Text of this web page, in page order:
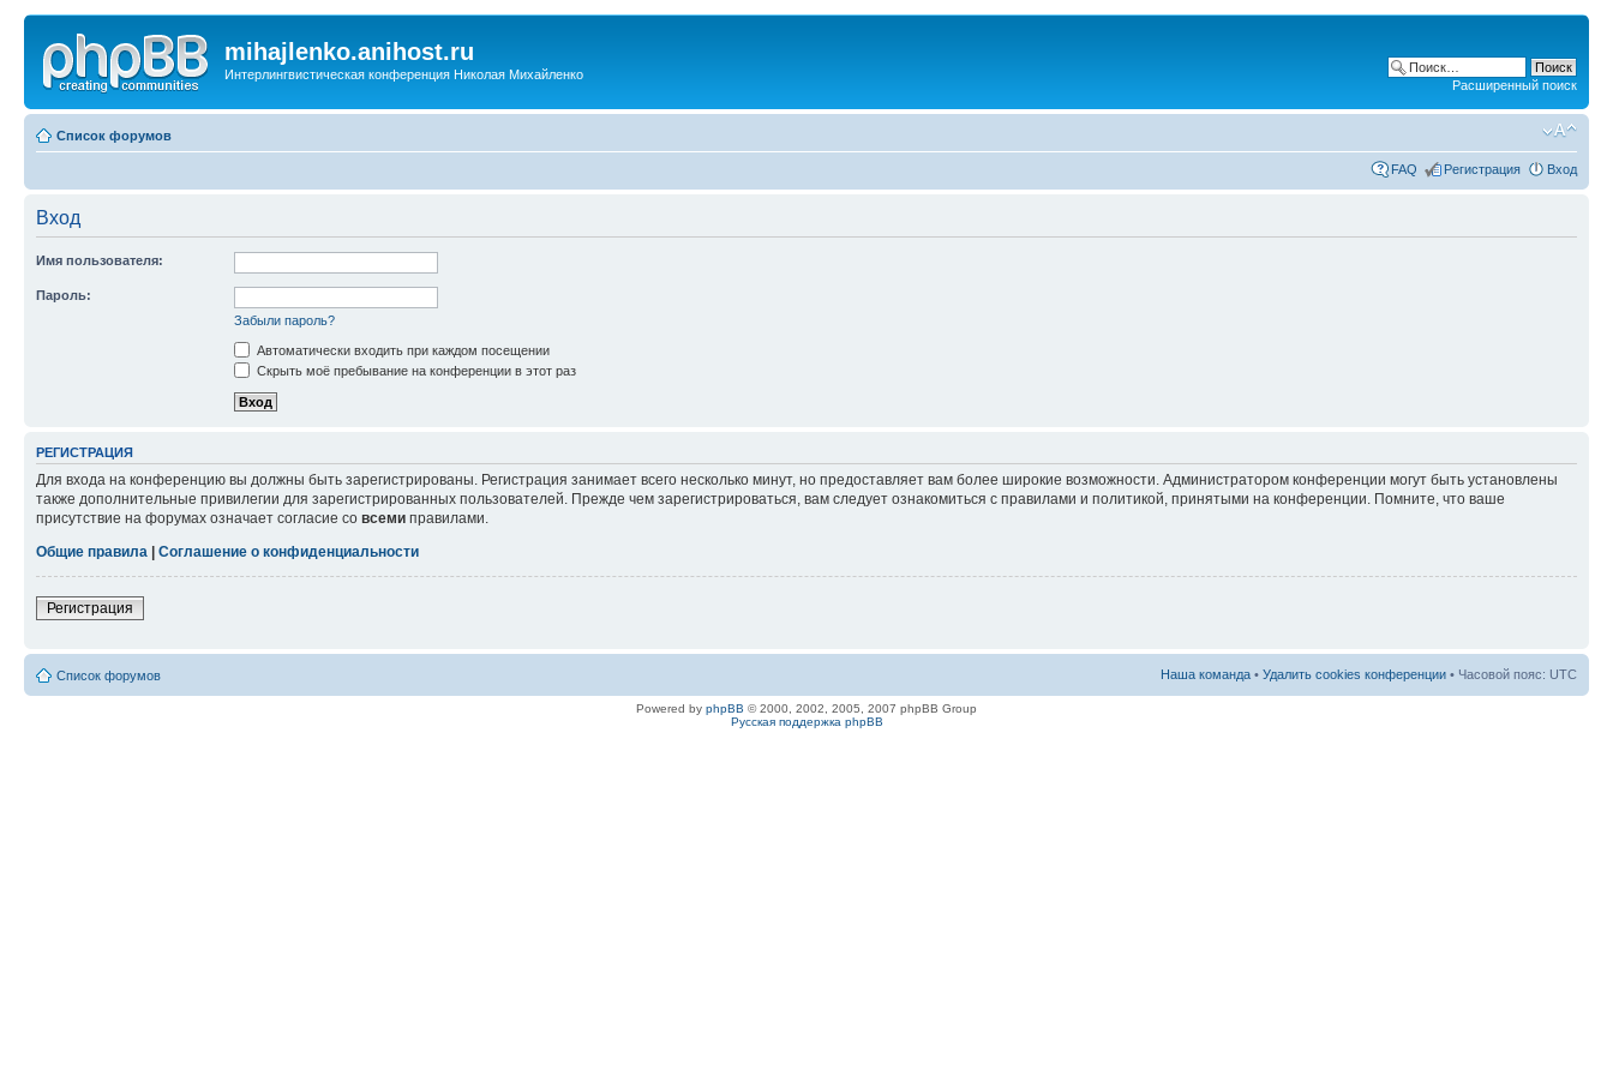
mihajlenko.anihost.ru
Интерлингвистическая конференция Николая Михайленко
Расширенный поиск
Список форумов
FAQ Регистрация Вход
Вход
Имя пользователя:
Пароль:
Забыли пароль?
Автоматически входить при каждом посещении
Скрыть моё пребывание на конференции в этот раз
РЕГИСТРАЦИЯ
Для входа на конференцию вы должны быть зарегистрированы. Регистрация занимает всего несколько минут, но предоставляет вам более широкие возможности. Администратором конференции могут быть установлены
также дополнительные привилегии для зарегистрированных пользователей. Прежде чем зарегистрироваться, вам следует ознакомиться с правилами и политикой, принятыми на конференции. Помните, что ваше
присутствие на форумах означает согласие со всеми правилами.
Общие правила
Соглашение о конфиденциальности
Регистрация
Список форумов Наша команда • Удалить cookies конференции • Часовой пояс: UTC
Powered by phpBB © 2000, 2002, 2005, 2007 phpBB Group
Русская поддержка phpBB